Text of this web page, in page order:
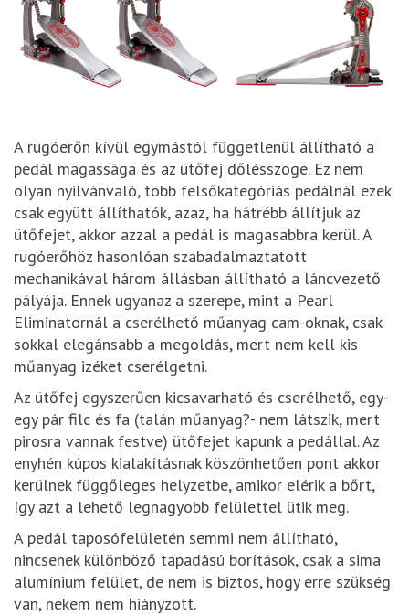
A rugóerőn kívül egymástól függetlenül állítható a
pedál magassága és az ütőfej dőlésszöge. Ez nem
olyan nyilvánvaló, több felsőkategóriás pedálnál ezek
csak együtt állíthatók, azaz, ha hátrébb állítjuk az
ütőfejet, akkor azzal a pedál is magasabbra kerül. A
rugóerőhöz hasonlóan szabadalmaztatott
mechanikával három állásban állítható a láncvezető
pályája. Ennek ugyanaz a szerepe, mint a Pearl
Eliminatornál a cserélhető műanyag cam-oknak, csak
sokkal elegánsabb a megoldás, mert nem kell kis
műanyag izéket cserélgetni.
Az ütőfej egyszerűen kicsavarható és cserélhető, egy-
egy pár filc és fa (talán műanyag?- nem látszik, mert
pirosra vannak festve) ütőfejet kapunk a pedállal. Az
enyhén kúpos kialakításnak köszönhetően pont akkor
kerülnek függőleges helyzetbe, amikor elérik a bőrt,
így azt a lehető legnagyobb felülettel ütik meg.
A pedál taposófelületén semmi nem állítható,
nincsenek különböző tapadású borítások, csak a sima
alumínium felület, de nem is biztos, hogy erre szükség
van, nekem nem hiányzott.